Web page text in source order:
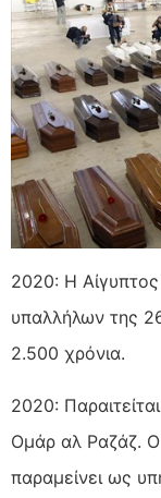
2020: Η
υπαλλήλων της
2.500 χρόνια.
2020:
Ομάρ αλ Ραζάζ. Ο
παραμείνει ως